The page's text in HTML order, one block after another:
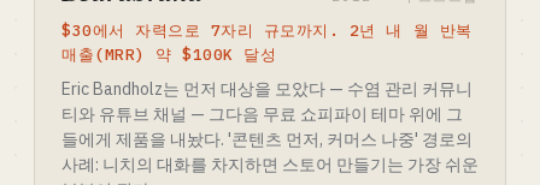
$30에서 자력으로 7자리 규모까지. 2년 내 월 반복
매출(MRR) 약 $100K 달성
Eric Bandholz는 먼저 대상을 모았다 — 수염 관리 커뮤니
티와 유튜브 채널 — 그다음 무료 쇼피파이 테마 위에 그
들에게 제품을 내놨다. '콘텐츠 먼저, 커머스 나중' 경로의
사례: 니치의 대화를 차지하면 스토어 만들기는 가장 쉬운